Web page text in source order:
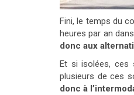
Fini, le temps du
heures par an
donc aux
Et si isolées, ces
plusieurs de ces
donc à